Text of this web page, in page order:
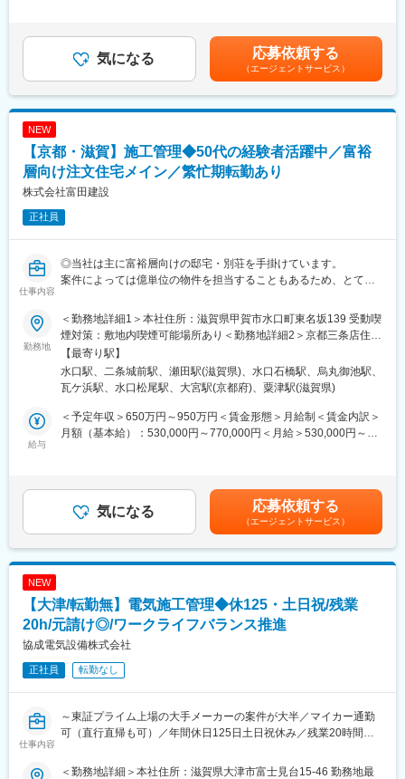
で、同社は顧客に「信頼」と「安心」を提供し続けています。
貫してお任せします。
《業務の流れ》
※基本的には営業から打合せまで一貫して担当していただきます
が、設計のみじっくり関わりたい方も歓迎です。
＊月1～2組を対応するイメージです。
社長を含め３名で担当しています。
気になる 応募依頼する
（エージェントサービス）
NEW
【京都・滋賀】施工管理◆50代の経験者活躍中／富裕
層向け注文住宅メイン／繁忙期転勤あり
株式会社富田建設
正社員
仕事内容
◎当社は主に富裕層向けの邸宅・別荘を手掛けています。
案件によっては億単位の物件を担当することもあるため、とても
◎大きな開口部や自然を採り込んだ空間造りに好評をいただいて
おります。
◎1件1件異なる物件であるため、ものづくりが好きな方にとって
はとても面白い環境です。
◎当社は設計から施工管理まで一貫体制であり、各メンバーが強
い絆で繋がっています。
◎工事計画に基づき、スムーズに作業が行われるよう現場の取り
まとめ、監督、その他品質、安全、進捗、コストを適切に管理し
＜エリア＞注文住宅は滋賀県や京都市内、貸別荘は長野県白馬村
現在施工管理者は３名程で対応しています。
◆働き方について：
その際の宿泊先はこちらで用意いたしますのでご安心ください。
勤務地
＜勤務地詳細1＞本社住所：滋賀県甲賀市水口町東名坂139 受動喫
煙対策：敷地内喫煙可能場所あり＜勤務地詳細2＞京都三条店住
所：京都府京都市中京区三条通油小路東入る塩屋町35 受動喫煙対
策：敷地内喫煙可能場所あり＜勤務地詳細3＞近江大橋店住所：滋
賀県草津市新浜町394-5 受動喫煙対策：屋内全面禁煙
【最寄り駅】
水口駅、二条城前駅、瀬田駅(滋賀県)、水口石橋駅、烏丸御池駅、
瓦ケ浜駅、水口松尾駅、大宮駅(京都府)、粟津駅(滋賀県)
給与
＜予定年収＞650万円～950万円＜賃金形態＞月給制＜賃金内訳＞
月額（基本給）：530,000円～770,000円＜月給＞530,000円～
気になる 応募依頼する
（エージェントサービス）
NEW
【大津/転勤無】電気施工管理◆休125・土日祝/残業
20h/元請け◎/ワークライフバランス推進
協成電気設備株式会社
正社員 転勤なし
仕事内容
～東証プライム上場の大手メーカーの案件が大半／マイカー通勤
可（直行直帰も可）／年間休日125日土日祝休み／残業20時間／
業～
＜勤務地詳細＞本社住所：滋賀県大津市富士見台15-46 勤務地最